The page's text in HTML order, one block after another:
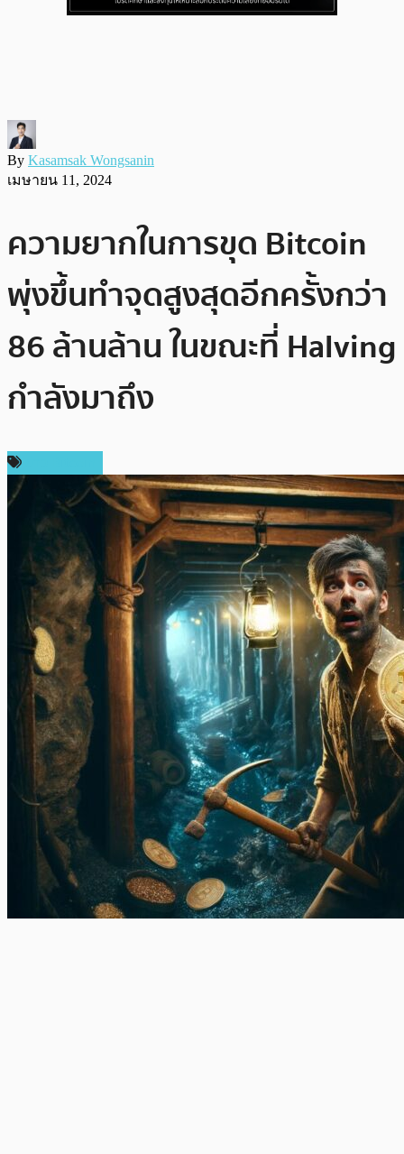
By Kasamsak Wongsanin
เมษายน 11, 2024
ความยากในการขุด Bitcoin
พุ่งขึ้นทำจุดสูงสุดอีกครั้งกว่า
86 ล้านล้าน ในขณะที่ Halving
กำลังมาถึง